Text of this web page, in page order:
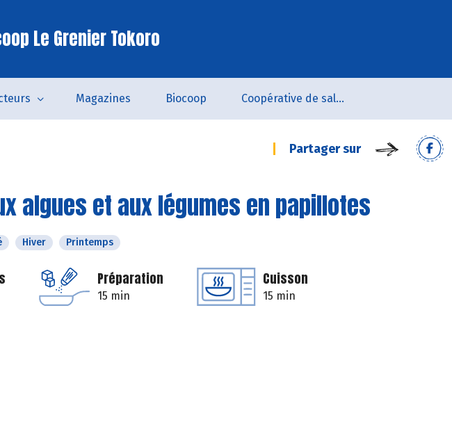
Le Grenier Tokoro
Magazines Biocoop Coopérative de salarié.es - SCOP
Partager sur
algues et aux légumes en papillotes
Hiver Printemps
Préparation
15 min
Cuisson
15 min